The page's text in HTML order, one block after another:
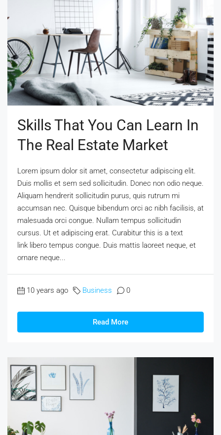
Skills That You Can Learn In
The Real Estate Market
Lorem ipsum dolor sit amet, consectetur adipiscing elit.
Duis mollis et sem sed sollicitudin. Donec non odio neque.
Aliquam hendrerit sollicitudin purus, quis rutrum mi
accumsan nec. Quisque bibendum orci ac nibh facilisis, at
malesuada orci congue. Nullam tempus sollicitudin
cursus. Ut et adipiscing erat. Curabitur this is a text
link libero tempus congue. Duis mattis laoreet neque, et
ornare neque...
10 years ago Business 0
Read More